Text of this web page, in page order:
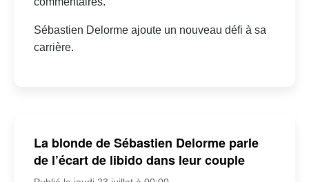
Sébastien Delorme ajoute un nouveau défi à sa
carrière.
La blonde de Sébastien Delorme parle
de l’écart de libido dans leur couple